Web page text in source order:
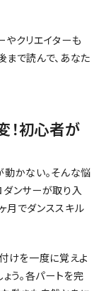
やクリエイターも
で読んで、あなた
！初心者が
動かない。そんな悩
ダンサーが取り入
月でダンススキル
けを一度に覚えよ
う。各パートを完